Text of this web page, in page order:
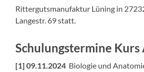
Rittergutsmanufaktur Lüning in
Langestr. 69 statt.
Schulungstermine Kurs
[1]09.11.2024 Biologie und